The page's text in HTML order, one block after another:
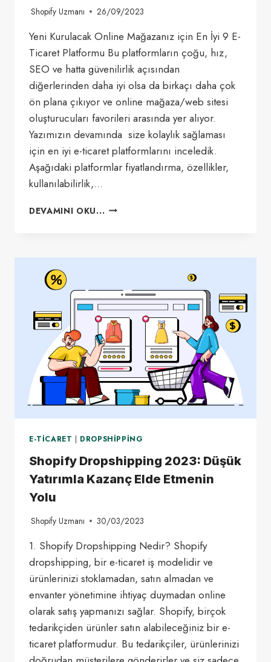
Shopify Uzmanı 26/09/2023
Yeni Kurulacak Online Mağazanız için En İyi 9 E-
Ticaret Platformu Bu platformların çoğu, hız,
SEO ve hatta güvenilirlik açısından
diğerlerinden daha iyi olsa da birkaçı daha çok
ön plana çıkıyor ve online mağaza/web sitesi
oluşturucuları favorileri arasında yer alıyor.
Yazımızın devamında size kolaylık sağlaması
için en iyi e-ticaret platformlarını inceledik.
Aşağıdaki platformlar fiyatlandırma, özellikler,
kullanılabilirlik,…
DEVAMINI OKU... EN
TICARET
E-TICARET DROPSHIPPING
Shopify Dropshipping 2023: Düşük
Yatırımla Kazanç Elde Etmenin
Yolu
Shopify Uzmanı 30/03/2023
1. Shopify Dropshipping Nedir? Shopify
dropshipping, bir e-ticaret iş modelidir ve
ürünlerinizi stoklamadan, satın almadan ve
envanter yönetimine ihtiyaç duymadan online
olarak satış yapmanızı sağlar. Shopify, birçok
tedarikçiden ürünler satın alabileceğiniz bir e-
ticaret platformudur. Bu tedarikçiler, ürünlerinizi